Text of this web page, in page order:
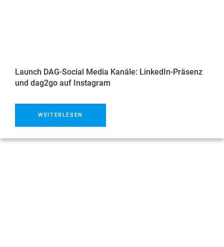
Launch DAG-Social Media Kanäle: LinkedIn-Präsenz
und dag2go auf Instagram
WEITERLESEN